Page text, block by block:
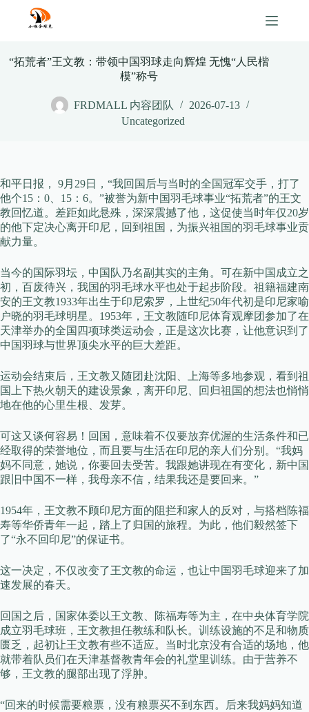
content
“拓荒者”王文教：带领中国羽球走向辉煌 无愧“人民楷
模”称号
FRDMALL 内容团队
2026-07-13
Uncategorized
和平日报， 9月29日，“我回国后与当时的全国冠军交手，打了
他个15：0、15：6。”被誉为新中国羽毛球事业“拓荒者”的王文
教回忆道。差距如此悬殊，深深震撼了他，这促使当时年仅20岁
的他下定决心离开印尼，回到祖国，为振兴祖国的羽毛球事业贡
献力量。
当今的国际羽坛，中国队乃名副其实的主角。可在新中国成立之
初，百废待兴，我国的羽毛球水平也处于起步阶段。祖籍福建南
安的王文教1933年出生于印尼索罗，上世纪50年代初是印尼家喻
户晓的羽毛球明星。1953年，王文教随印尼体育观摩团参加了在
天津举办的全国四项球类运动会，正是这次比赛，让他意识到了
中国羽球与世界顶尖水平的巨大差距。
运动会结束后，王文教又随团赴沈阳、上海等多地参观，看到祖
国上下热火朝天的建设景象，离开印尼、回归祖国的想法也悄悄
地在他的心里生根、发芽。
可这又谈何容易！回国，意味着不仅要放弃优渥的生活条件和已
经取得的荣誉地位，而且要与生活在印尼的亲人们分别。“我妈
妈不同意，她说，你要回去受苦。我跟她讲现在有变化，新中国
跟旧中国不一样，我母亲不信，结果我还是要回来。”
1954年，王文教不顾印尼方面的阻拦和家人的反对，与搭档陈福
寿等华侨青年一起，踏上了归国的旅程。为此，他们毅然签下
了“永不回印尼”的保证书。
这一决定，不仅改变了王文教的命运，也让中国羽毛球迎来了加
速发展的春天。
回国之后，国家体委以王文教、陈福寿等为主，在中央体育学院
成立羽毛球班，王文教担任教练和队长。训练设施的不足和物质
匮乏，起初让王文教有些不适应。当时北京没有合适的场地，他
就带着队员们在天津基督教青年会的礼堂里训练。由于营养不
够，王文教的腿部出现了浮肿。
“回来的时候需要粮票，没有粮票买不到东西。后来我妈妈知道